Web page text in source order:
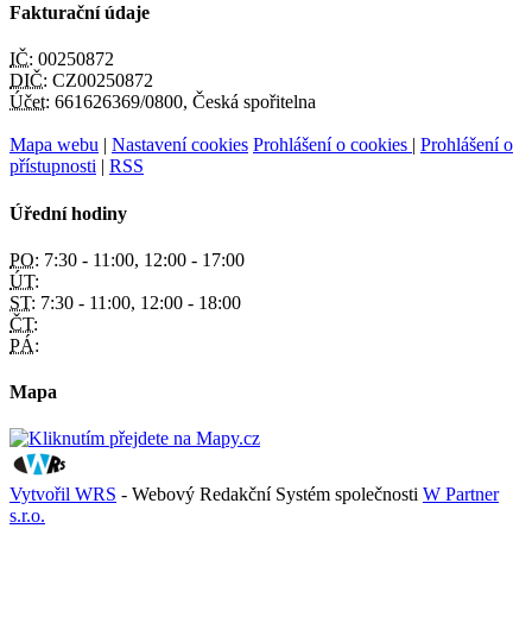
Fakturační údaje
IČ: 00250872
DIČ: CZ00250872
Účet: 661626369/0800, Česká spořitelna
Mapa webu | Nastavení cookies Prohlášení o cookies | Prohlášení o
přístupnosti | RSS
Úřední hodiny
PO: 7:30 - 11:00, 12:00 - 17:00
ÚT:
ST: 7:30 - 11:00, 12:00 - 18:00
ČT:
PÁ:
Mapa
Vytvořil WRS - Webový Redakční Systém společnosti W Partner
s.r.o.